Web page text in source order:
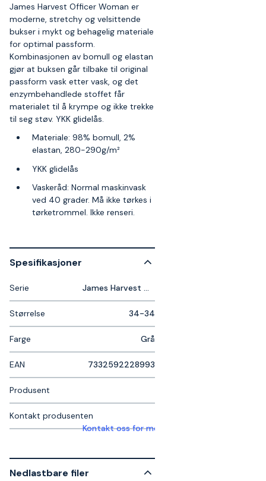
James Harvest Officer Woman er
moderne, stretchy og velsittende
bukser i mykt og behagelig materiale
for optimal passform.
Kombinasjonen av bomull og elastan
gjør at buksen går tilbake til original
passform vask etter vask, og det
enzymbehandlede stoffet får
materialet til å krympe og ikke trekke
til seg støv. YKK glidelås.
Materiale: 98% bomull, 2%
elastan, 280-290g/m²
YKK glidelås
Vaskeråd: Normal maskinvask
ved 40 grader. Må ikke tørkes i
tørketrommel. Ikke renseri.
Spesifikasjoner
Serie James Harvest Officer Woman
Størrelse 34-34
Farge Grå
EAN 7332592228993
Produsent
Kontakt produsenten
Kontakt oss for mer informasjon
Nedlastbare filer